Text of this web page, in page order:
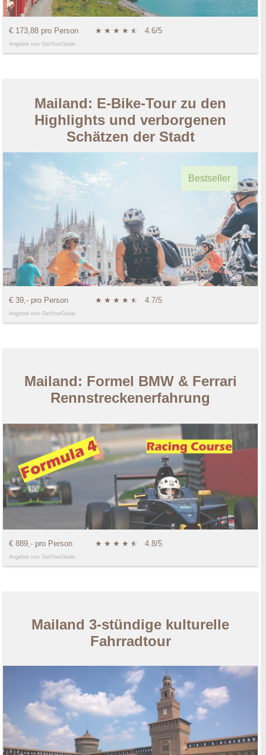
€ 173,88 pro Person ★ ★ ★ ★ ★
☆ 4.6/5
Angebot von GetYourGuide
Mailand: E-Bike-Tour zu den
Highlights und verborgenen
Schätzen der Stadt
Bestseller
€ 39,- pro Person ★ ★ ★ ★ ★
☆ 4.7/5
Angebot von GetYourGuide
Mailand: Formel BMW & Ferrari
Rennstreckenerfahrung
€ 889,- pro Person ★ ★ ★ ★ ★
☆ 4.8/5
Angebot von GetYourGuide
Mailand 3-stündige kulturelle
Fahrradtour